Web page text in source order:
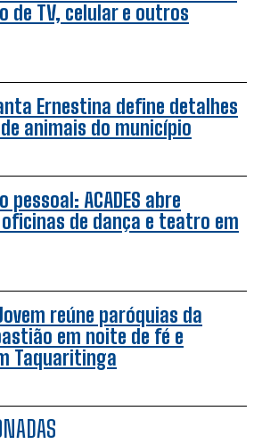
de TV, celular e outros
Ernestina define detalhes
animais do município
pessoal: ACADES abre
de dança e teatro em
reúne paróquias da
em noite de fé e
Taquaritinga